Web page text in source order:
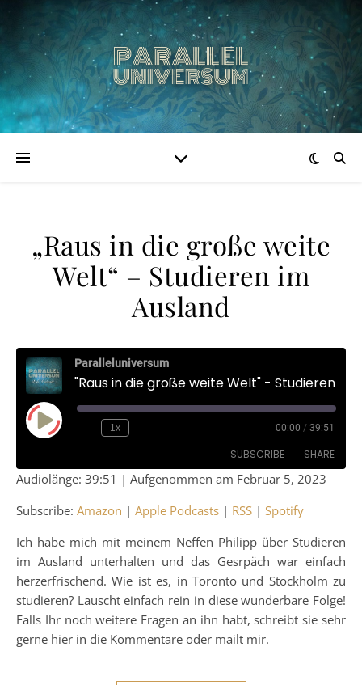
„Raus in die große weite
Welt“ – Studieren im
Ausland
Paralleluniversum
Play Episode 1x 00:00 / 39:51
SUBSCRIBE SHARE
RSS FEED
SHARE
LINK
EMBED
Audiolänge: 39:51 | Aufgenommen am Februar 5, 2023
Subscribe: Amazon | Apple Podcasts | RSS | Spotify
Ich habe mich mit meinem Neffen Philipp über Studieren
im Ausland unterhalten und das Gesrpäch war einfach
herzerfrischend. Wie ist es, in Toronto und Stockholm zu
studieren? Lauscht einfach rein in diese wunderbare Folge!
Falls Ihr noch weitere Fragen an ihn habt, schreibt sie sehr
gerne hier in die Kommentare oder mailt mir.